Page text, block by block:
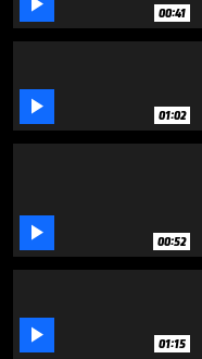
minute,
28
seconds
00:41
 01:02
 00:52
 01:15